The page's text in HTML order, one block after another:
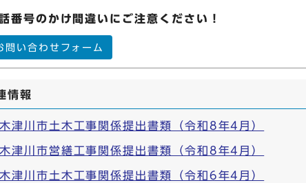
番号のかけ間違いにご注意ください！
問い合わせフォーム
情報
木津川市土木工事関係提出書類（令和8年4月）
木津川市営繕工事関係提出書類（令和8年4月）
木津川市土木工事関係提出書類（令和6年4月）